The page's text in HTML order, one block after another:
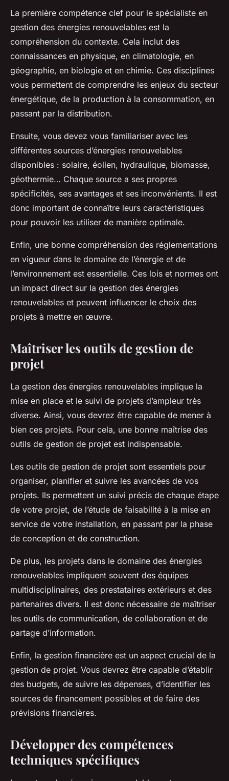
La première compétence clef pour le spécialiste en
gestion des énergies renouvelables est la
compréhension du contexte. Cela inclut des
connaissances en physique, en climatologie, en
géographie, en biologie et en chimie. Ces disciplines
vous permettent de comprendre les enjeux du secteur
énergétique, de la production à la consommation, en
passant par la distribution.
Ensuite, vous devez vous familiariser avec les
différentes sources d’énergies renouvelables
disponibles : solaire, éolien, hydraulique, biomasse,
géothermie… Chaque source a ses propres
spécificités, ses avantages et ses inconvénients. Il est
donc important de connaître leurs caractéristiques
pour pouvoir les utiliser de manière optimale.
Enfin, une bonne compréhension des réglementations
en vigueur dans le domaine de l’énergie et de
l’environnement est essentielle. Ces lois et normes ont
un impact direct sur la gestion des énergies
renouvelables et peuvent influencer le choix des
projets à mettre en œuvre.
Maîtriser les outils de gestion de
projet
La gestion des énergies renouvelables implique la
mise en place et le suivi de projets d’ampleur très
diverse. Ainsi, vous devrez être capable de mener à
bien ces projets. Pour cela, une bonne maîtrise des
outils de gestion de projet est indispensable.
Les outils de gestion de projet sont essentiels pour
organiser, planifier et suivre les avancées de vos
projets. Ils permettent un suivi précis de chaque étape
de votre projet, de l’étude de faisabilité à la mise en
service de votre installation, en passant par la phase
de conception et de construction.
De plus, les projets dans le domaine des énergies
renouvelables impliquent souvent des équipes
multidisciplinaires, des prestataires extérieurs et des
partenaires divers. Il est donc nécessaire de maîtriser
les outils de communication, de collaboration et de
partage d’information.
Enfin, la gestion financière est un aspect crucial de la
gestion de projet. Vous devrez être capable d’établir
des budgets, de suivre les dépenses, d’identifier les
sources de financement possibles et de faire des
prévisions financières.
Développer des compétences
techniques spécifiques